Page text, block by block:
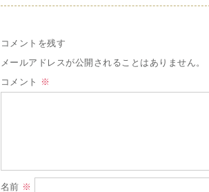
コメントを残す
メールアドレスが公開されることはありません。
コメント
※
名前 ※